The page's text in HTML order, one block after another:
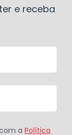
e receba
a Política